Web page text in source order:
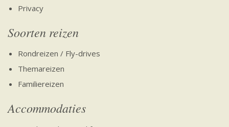
Privacy
Soorten reizen
Rondreizen / Fly-drives
Themareizen
Familiereizen
Accommodaties